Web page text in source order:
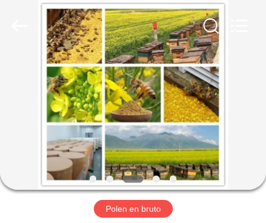
HOGAR
PRODUCTOS
SOBRE
NOSOTROS
VIAJE
Polen en bruto